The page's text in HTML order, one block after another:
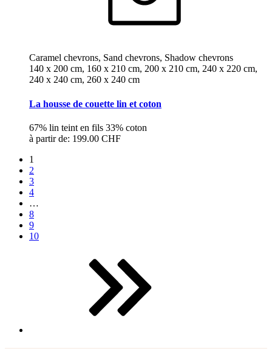
Caramel chevrons, Sand chevrons, Shadow chevrons
140 x 200 cm, 160 x 210 cm, 200 x 210 cm, 240 x 220 cm,
240 x 240 cm, 260 x 240 cm
La housse de couette lin et coton
67% lin teint en fils 33% coton
à partir de: 199.00 CHF
1
2
3
4
…
8
9
10